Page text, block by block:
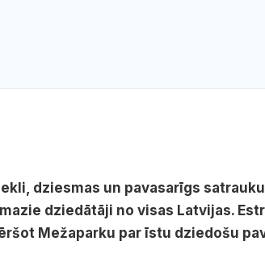
dziesmas un pavasarīgs
dziedātāji no visas Latvijas.
Mežaparku par īstu dziedošu